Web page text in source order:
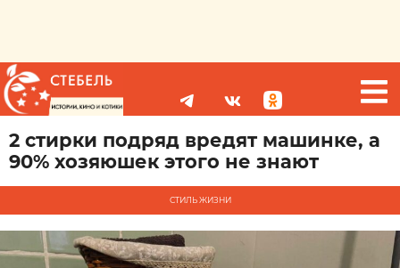
2 стирки подряд вредят машинке, а
90% хозяюшек этого не знают
СТИЛЬ ЖИЗНИ